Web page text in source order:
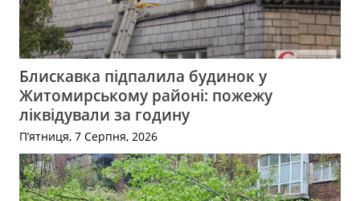
Блискавка підпалила будинок у
Житомирському районі: пожежу
ліквідували за годину
П’ятниця, 7 Серпня, 2026